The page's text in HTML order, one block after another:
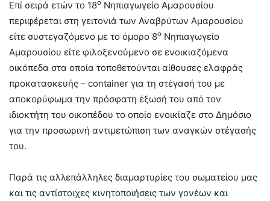
Επί σειρά ετών το 18ο Νηπιαγωγείο Αμαρουσίου
περιφέρεται στη γειτονιά των Αναβρύτων Αμαρουσίου
είτε συστεγαζόμενο με το όμορο 8ο Νηπιαγωγείο
Αμαρουσίου είτε φιλοξενούμενο σε ενοικιαζόμενα
οικόπεδα στα οποία τοποθετούνται αίθουσες ελαφράς
προκατασκευής – container για τη στέγασή του με
αποκορύφωμα την πρόσφατη έξωσή του από τον
ιδιοκτήτη του οικοπέδου το οποίο ενοικίαζε στο Δημόσιο
για την προσωρινή αντιμετώπιση των αναγκών στέγασής
του.
Παρά τις αλλεπάλληλες διαμαρτυρίες του σωματείου μας
και τις αντίστοιχες κινητοποιήσεις των γονέων και